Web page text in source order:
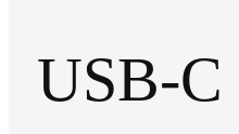
USB-C